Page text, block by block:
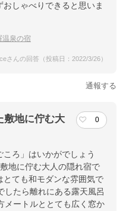
しゃべりできると思いま
温泉の宿
さんの回答（投稿日：2022/3/26）
通報する
敷地に佇む大
0
ろ」はいかがでしょう
地に佇む大人の隠れ宿で
ても和モダンな雰囲気で
したら離れにある露天風呂
メートルととても広く窓か